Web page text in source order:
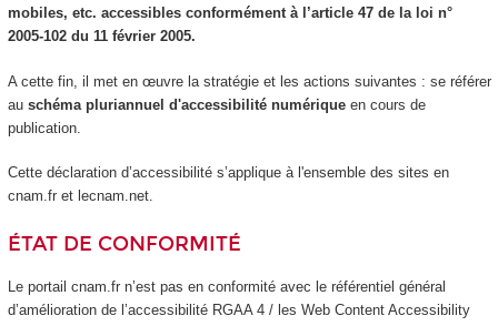
mobiles, etc. accessibles conformément à l’article 47 de la loi n°
2005-102 du 11 février 2005.
A cette fin, il met en œuvre la stratégie et les actions suivantes : se référer
au schéma pluriannuel d'accessibilité numériqueen cours de
publication.
Cette déclaration d’accessibilité s’applique à l'ensemble des sites en
cnam.fr et lecnam.net.
ÉTAT DE CONFORMITÉ
Le portail cnam.fr n’est pas en conformité avec le référentiel général
d’amélioration de l’accessibilité RGAA 4 / les Web Content Accessibility